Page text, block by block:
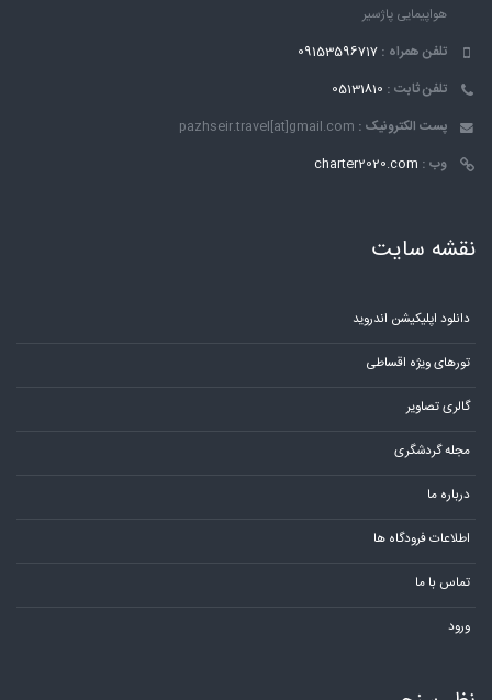
هواپیمایی پاژسیر
تلفن همراه : 09153596717
تلفن ثابت : 05131810
پست الکترونیک : pazhseir.travel[at]gmail.com
وب : charter2020.com
نقشه سایت
دانلود اپلیکیشن اندروید
تورهای ویژه اقساطی
گالری تصاویر
مجله گردشگری
درباره ما
اطلاعات فرودگاه ها
تماس با ما
ورود